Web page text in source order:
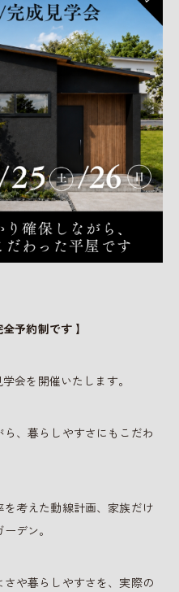
予約制です 】
会を開催いたします。
、暮らしやすさにもこだわ
考えた動線計画、家族だけ
デン。
や暮らしやすさを、実際の